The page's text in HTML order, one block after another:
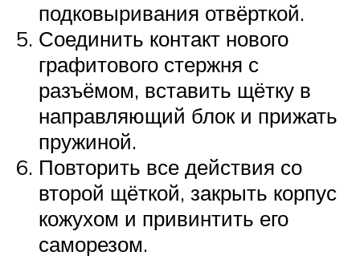
подковыривания отвёрткой.
Соединить контакт нового
графитового стержня с
разъёмом, вставить щётку в
направляющий блок и прижать
пружиной.
Повторить все действия со
второй щёткой, закрыть корпус
кожухом и привинтить его
саморезом.